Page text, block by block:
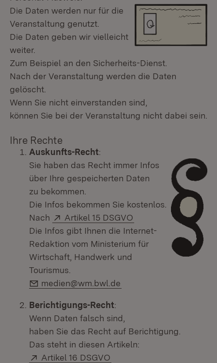
Die Daten werden nur für die
Veranstaltung genutzt.
Die Daten geben wir vielleicht
weiter.
Zum Beispiel an den Sicherheits-Dienst.
Nach der Veranstaltung werden die Daten
gelöscht.
Wenn Sie nicht einverstanden sind,
können Sie bei der Veranstaltung nicht dabei sein.
Ihre Rechte
Auskunfts-Recht:
Sie haben das Recht immer Infos
über Ihre gespeicherten Daten
zu bekommen.
Die Infos bekommen Sie kostenlos.
Nach
Extern:
Artikel 15 DSGVO
Die Infos gibt Ihnen die Internet-
Redaktion vom Ministerium für
Wirtschaft, Handwerk und
Tourismus.
E-Mail:
medien@wm.bwl.de
Berichtigungs-Recht:
Wenn Daten falsch sind,
haben Sie das Recht auf Berichtigung.
Das steht in diesen Artikeln:
Extern:
Artikel 16 DSGVO